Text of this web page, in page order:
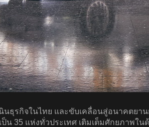
นธุรกิจในไทย และขับเคลื่อนสู่อนาคตย
น 35 แห่งทั่วประเทศ เติมเต็มศักยภาพ